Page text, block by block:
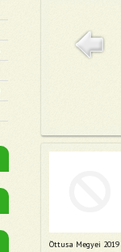
Öttusa Megyei 2019